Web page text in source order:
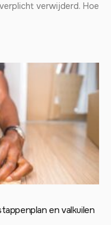
verwijderd. Hoe
en valkuilen